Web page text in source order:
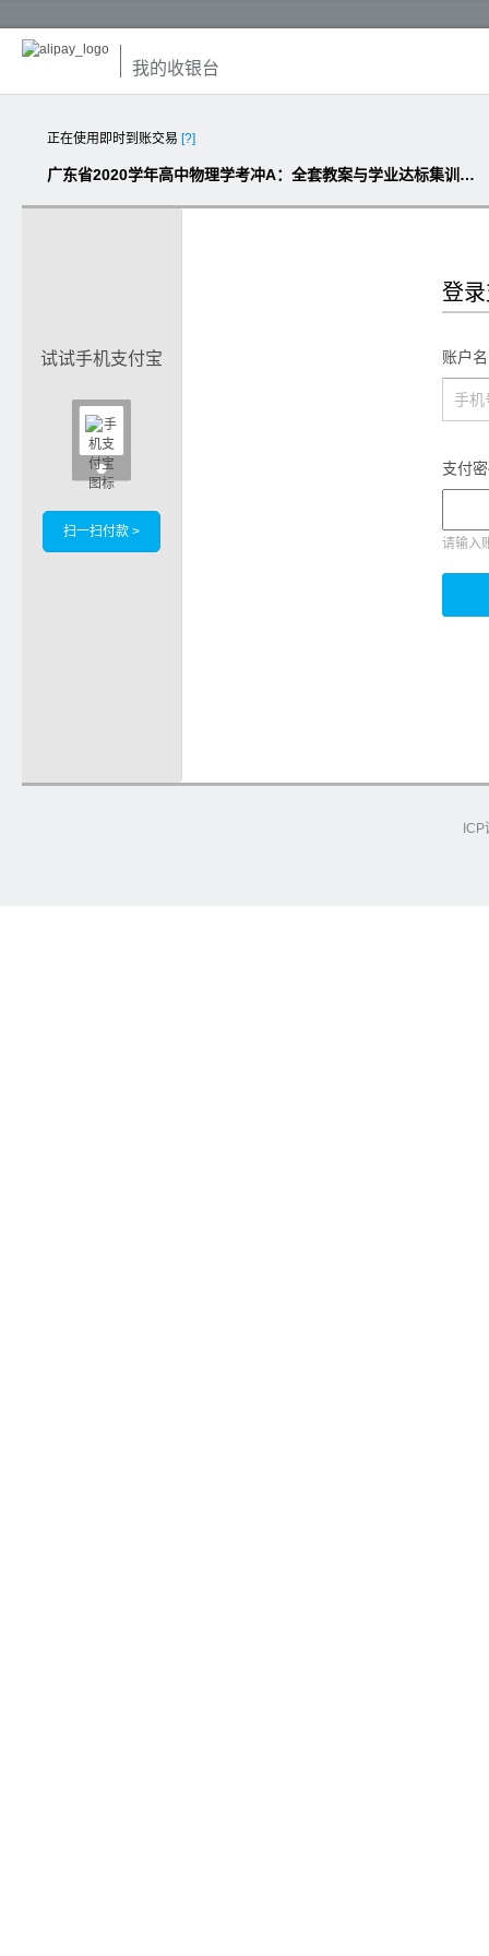
我的收银台
正在使用即时到账交易 [?]
广东省2020学年高中物理学考冲A：全套教案与学业达标集训（25套打包，含答案）
试试手机支付宝

扫一扫付款 >
登
账户
支付
请输入